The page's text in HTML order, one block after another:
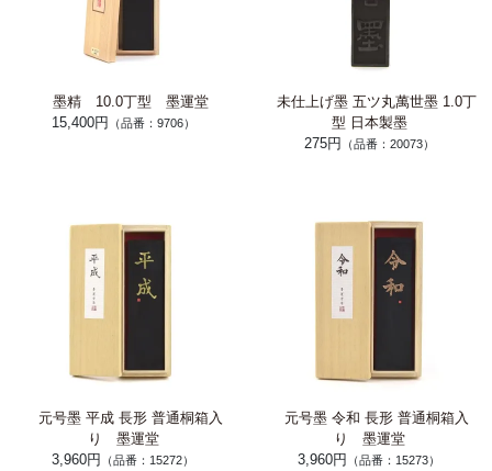
墨精 10.0丁型 墨運堂
15,400円
（品番：9706）
未仕上げ墨 五ツ丸萬世墨 1.0丁
型 日本製墨
275円
（品番：20073）
元号墨 平成 長形 普通桐箱入
り 墨運堂
3,960円
（品番：15272）
元号墨 令和 長形 普通桐箱入
り 墨運堂
3,960円
（品番：15273）